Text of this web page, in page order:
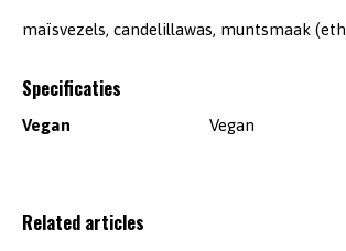
maïsvezels, candelillawas, muntsmaak
Specificaties
Vegan Vegan
Related articles